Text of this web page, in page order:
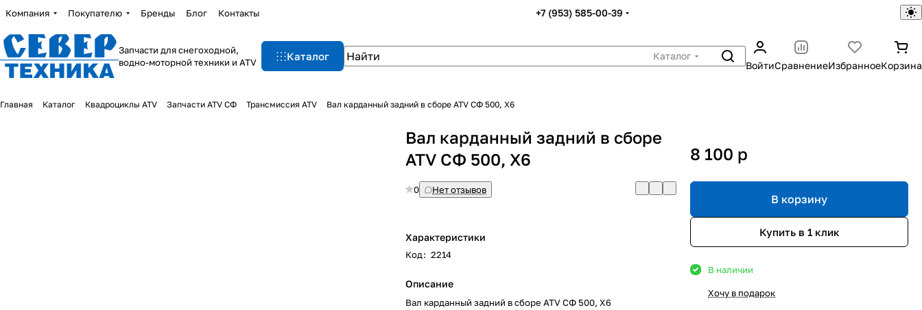
Компания Покупателю Бренды Блог Контакты +7 (953) 585-00-39
Запчасти для снегоходной,
водно-моторной техники и ATV
Каталог
Каталог
ВойтиСравнениеИзбранноеКорзина
Главная Каталог Квадроциклы ATV Запчасти ATV СФ Трансмиссия ATV Вал карданный задний в сборе ATV СФ 500, X6
Вал карданный задний в сборе
ATV СФ 500, X6
0 Нет отзывов
Характеристики
Код: 2214
Описание
Вал карданный задний в сборе ATV СФ 500, X6
8 100 p
В корзину
Купить в 1 клик
В наличии
Хочу в подарок